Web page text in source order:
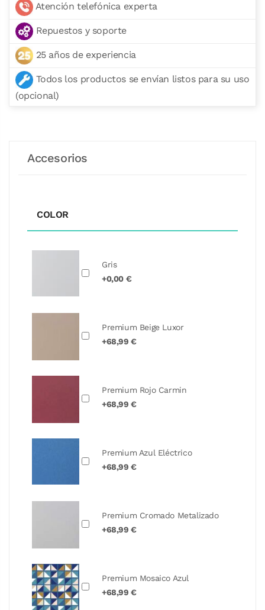
Atención telefónica experta
Repuestos y soporte
25 años de experiencia
Todos los productos se envían listos para su uso
(opcional)
Accesorios
COLOR
Gris
+0,00 €
Premium Beige Luxor
+68,99 €
Premium Rojo Carmin
+68,99 €
Premium Azul Eléctrico
+68,99 €
Premium Cromado Metalizado
+68,99 €
Premium Mosaico Azul
+68,99 €